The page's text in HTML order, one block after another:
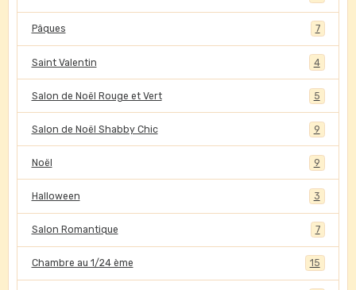
Pâques 7
Saint Valentin 4
Salon de Noël Rouge et Vert 5
Salon de Noël Shabby Chic 9
Noël 9
Halloween 3
Salon Romantique 7
Chambre au 1/24 ème 15